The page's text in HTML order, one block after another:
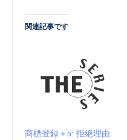
関連記事です
商標登録＋α: 拒絶理由